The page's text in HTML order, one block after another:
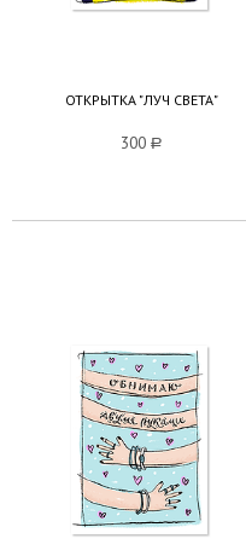
ОТКРЫТКА "ЛУЧ СВЕТА"
300 a